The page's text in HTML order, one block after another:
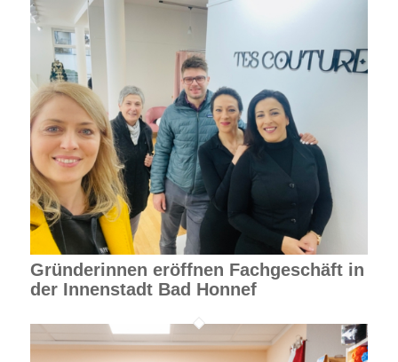
Gründerinnen eröffnen Fachgeschäft in
der Innenstadt Bad Honnef